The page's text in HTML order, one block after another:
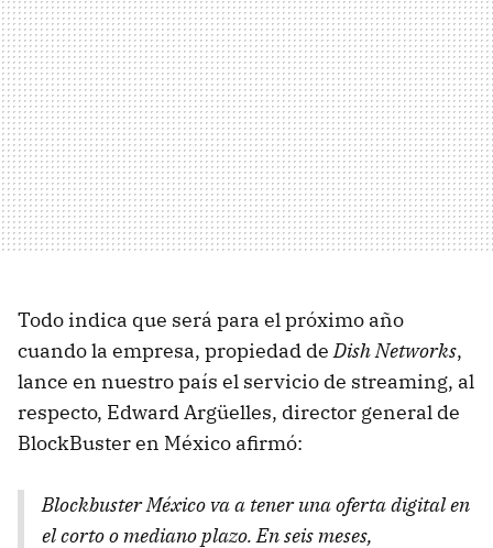
Todo indica que será para el próximo año
cuando la empresa, propiedad deDish Networks,
lance en nuestro país el servicio de streaming, al
respecto, Edward Argüelles, director general de
BlockBuster en México afirmó:
Blockbuster México va a tener una oferta digital en
el corto o mediano plazo. En seis meses,